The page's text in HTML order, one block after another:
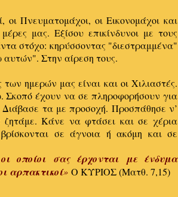
οι Πνευματομάχοι, οι Εικονομάχοι και
μας. Εξίσου επικίνδυνοι με τους
στόχο: κηρύσσοντας "διεστραμμένα"
Στην αίρεση τους.
των ημερών μας είναι και οι Χιλιαστές.
έχουν να σε πληροφορήσουν για
Διάβασε τα με προσοχή. Προσπάθησε ν’
ζητάμε. Κάνε να φτάσει και σε χέρια
σε άγνοια ή ακόμη και σε
οποίοι σας έρχονται με ένδυμα
αρπακτικοί» Ο ΚΥΡΙΟΣ (Ματθ. 7,15)